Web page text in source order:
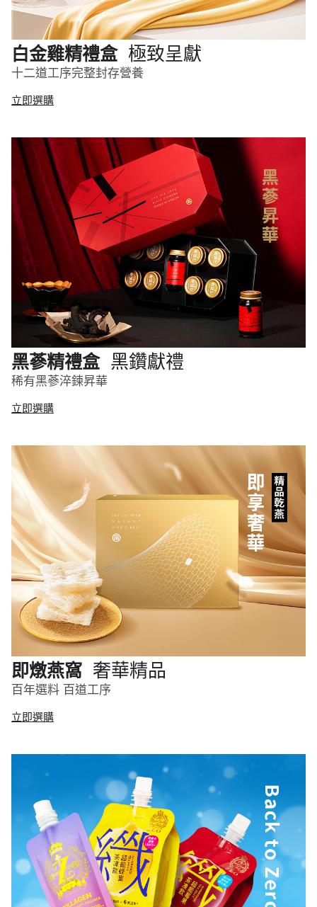
白金雞精禮盒 極致呈獻
十二道工序完整封存營養
立即選購
黑蔘精禮盒 黑鑽獻禮
稀有黑蔘淬鍊昇華
立即選購
即燉燕窩 奢華精品
百年選料 百道工序
立即選購